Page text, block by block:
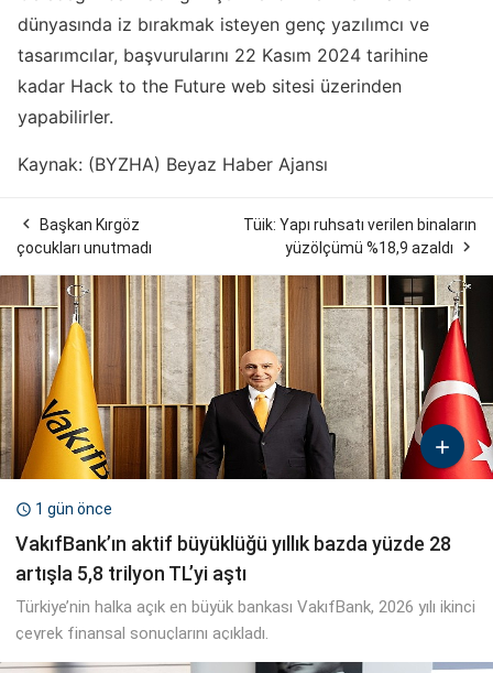
dünyasında iz bırakmak isteyen genç yazılımcı ve
tasarımcılar, başvurularını 22 Kasım 2024 tarihine
kadar Hack to the Future web sitesi üzerinden
yapabilirler.
Kaynak: (BYZHA) Beyaz Haber Ajansı

Başkan Kırgöz
çocukları unutmadı
Tüik: Yapı ruhsatı verilen binaların
yüzölçümü %18,9 azaldı


 1 gün önce
VakıfBank’ın aktif büyüklüğü yıllık bazda yüzde 28
artışla 5,8 trilyon TL’yi aştı
Türkiye’nin halka açık en büyük bankası VakıfBank, 2026 yılı ikinci
çeyrek finansal sonuçlarını açıkladı.